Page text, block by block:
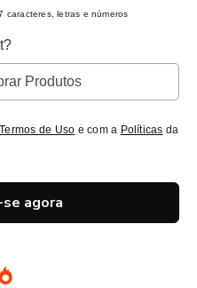
caracteres, letras e números
Produtos
Termos de Uso e com a Políticas da
agora